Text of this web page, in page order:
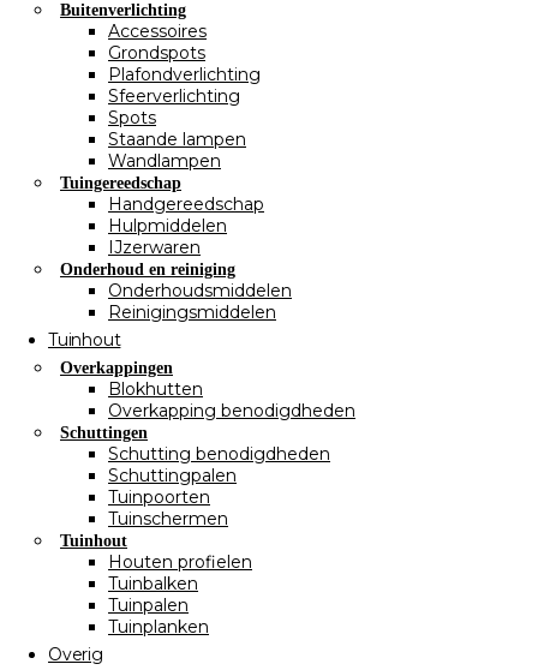
Buitenverlichting
Accessoires
Grondspots
Plafondverlichting
Sfeerverlichting
Spots
Staande lampen
Wandlampen
Tuingereedschap
Handgereedschap
Hulpmiddelen
IJzerwaren
Onderhoud en reiniging
Onderhoudsmiddelen
Reinigingsmiddelen
Tuinhout
Overkappingen
Blokhutten
Overkapping benodigdheden
Schuttingen
Schutting benodigdheden
Schuttingpalen
Tuinpoorten
Tuinschermen
Tuinhout
Houten profielen
Tuinbalken
Tuinpalen
Tuinplanken
Overig